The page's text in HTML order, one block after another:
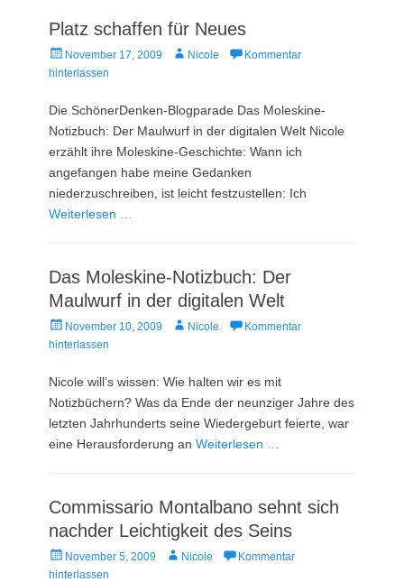
Platz schaffen für Neues
Veröffentlicht
am
November 17, 2009 AutorNicole
Kommentar
hinterlassen
Die SchönerDenken-Blogparade Das Moleskine-
Notizbuch: Der Maulwurf in der digitalen Welt Nicole
erzählt ihre Moleskine-Geschichte: Wann ich
angefangen habe meine Gedanken
niederzuschreiben, ist leicht festzustellen: Ich
Weiterlesen …
Das Moleskine-Notizbuch: Der
Maulwurf in der digitalen Welt
Veröffentlicht
am
November 10, 2009 AutorNicole
Kommentar
hinterlassen
Nicole will’s wissen: Wie halten wir es mit
Notizbüchern? Was da Ende der neunziger Jahre des
letzten Jahrhunderts seine Wiedergeburt feierte, war
eine Herausforderung an Weiterlesen …
Commissario Montalbano sehnt sich
nachder Leichtigkeit des Seins
Veröffentlicht
am
November 5, 2009 AutorNicole
Kommentar
hinterlassen